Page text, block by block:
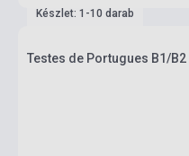
Készlet: 1-10 darab
Testes de Portugues B1/B2